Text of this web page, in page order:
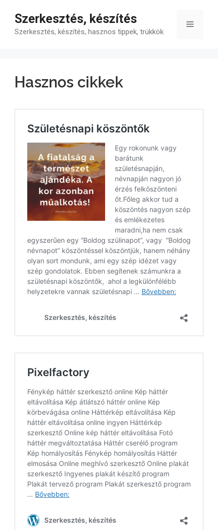
tartalomba
Szerkesztés, készítés
Szerkesztés, készítés, hasznos tippek, trükkök
Menü
Hasznos cikkek